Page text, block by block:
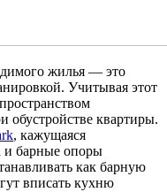
жилья — это
Учитывая этот
обустройстве квартиры.
, кажущаяся
и барные опоры
как барную
вписать кухню